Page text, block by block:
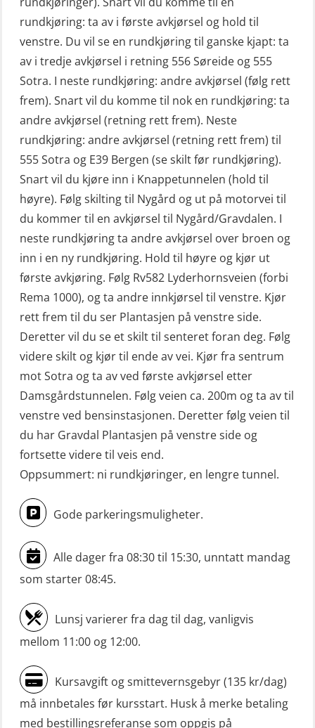
Livbåtfører grunnkurs m/E-læring
FF48 og FF1000D (OSEBLE004)
Livbåtfører grunnkurs m/E-læring
Konvensjonell livbåt (OSEBLE005)
Livbåtfører konvensjonell livbåt –
grunnleggende (OSE135)
Livbåtfører konvensjonell repetisjon
(OSE1361)
Livbåtfører konvertering til FF48 inkl.
repetisjon (OSE106)
Livbåtfører sliskelivbåt repetisjon
(OSE1301)
Livbåtfører sliskestuplivbåt –
grunnleggende (OSE129)
Mann-Over-Bord (hurtiggående) liten
båt m/mørkekjøring – grunnleggende
(OSE114)
Mann-Over-Bord (hurtiggående) liten
båt m/mørkekjøring – repetisjon
(OSE151)
Mann-Over-Bord (hurtiggående) liten
båt u/mørkekjøring – grunnleggende
(OSE1142)
Mann-Over-Bord liten båt (MOB)
u/mørkekjøring – repetisjon (OSE152)
Mørkekjøring-modul for Mann-Over-
Bord (hurtiggående) liten båt
(OSE1001)
ROC sertifikat grunnleggende
(GMDSS) (ORC102)
ROC sertifikat repetisjon (GMDSS)
Ulykkesgransking – Webinar (LSP103)
VHF / SRC 2 dager (ORC104)
Videregående sikkerhetsopplæring
for skipsoffiserer (MBS100)
rundkjøring: ta av i første avkjørsel og hold til
venstre. Du vil se en rundkjøring til ganske kjapt: ta
av i tredje avkjørsel i retning 556 Søreide og 555
Sotra. I neste rundkjøring: andre avkjørsel (følg rett
frem). Snart vil du komme til nok en rundkjøring: ta
andre avkjørsel (retning rett frem). Neste
rundkjøring: andre avkjørsel (retning rett frem) til
555 Sotra og E39 Bergen (se skilt før rundkjøring).
Snart vil du kjøre inn i Knappetunnelen (hold til
høyre). Følg skilting til Nygård og ut på motorvei til
du kommer til en avkjørsel til Nygård/Gravdalen. I
neste rundkjøring ta andre avkjørsel over broen og
inn i en ny rundkjøring. Hold til høyre og kjør ut
første avkjøring. Følg Rv582 Lyderhornsveien (forbi
Rema 1000), og ta andre innkjørsel til venstre. Kjør
rett frem til du ser Plantasjen på venstre side.
Deretter vil du se et skilt til senteret foran deg. Følg
videre skilt og kjør til ende av vei. Kjør fra sentrum
mot Sotra og ta av ved første avkjørsel etter
Damsgårdstunnelen. Følg veien ca. 200m og ta av til
venstre ved bensinstasjonen. Deretter følg veien til
du har Gravdal Plantasjen på venstre side og
fortsette videre til veis end.
Oppsummert: ni rundkjøringer, en lengre tunnel.
Gode parkeringsmuligheter.
Alle dager fra 08:30 til 15:30, unntatt mandag
som starter 08:45.
Lunsj varierer fra dag til dag, vanligvis
mellom 11:00 og 12:00.
Kursavgift og smittevernsgebyr (135 kr/dag)
må innbetales før kursstart. Husk å merke betaling
med bestillingsreferanse som oppgis på